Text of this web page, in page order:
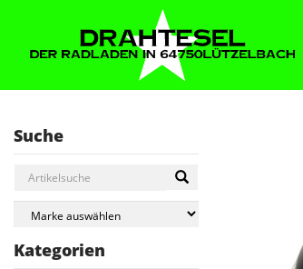
Suche
Kategorien